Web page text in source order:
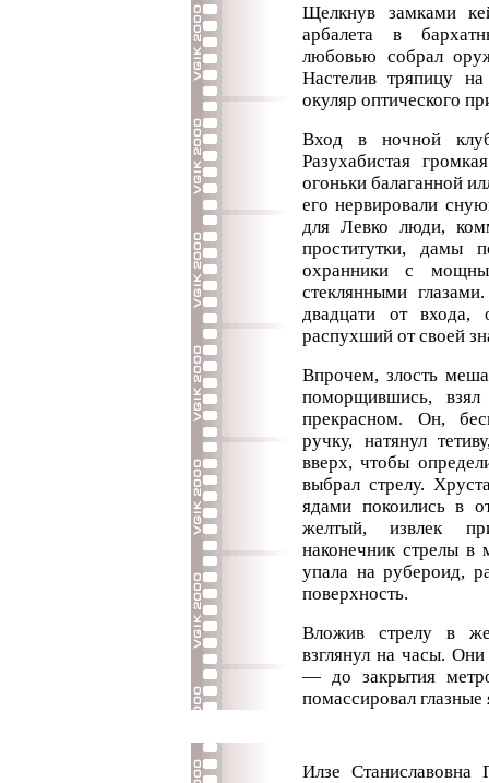
Щелкнув замками
арбалета в
любовью собрал
Настелив тряпицу
окуляр оптического
Вход в ночной
Разухабистая
огоньки балаганной
его нервировали
для Левко люди,
проститутки, дамы
охранники с
стеклянными
двадцати от
распухший от своей
Впрочем, злость
поморщившись,
прекрасном. Он,
ручку, натянул
вверх, чтобы
выбрал стрелу.
ядами покоились в
желтый, извлек
наконечник стрелы в
упала на рубероид,
поверхность.
Вложив стрелу в
взглянул на часы.
— до закрытия
помассировал
Илзе Станиславовна